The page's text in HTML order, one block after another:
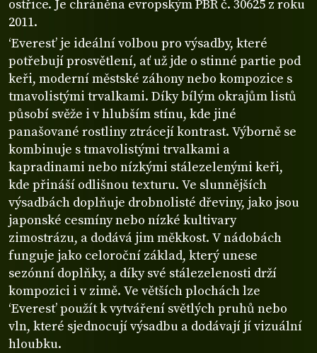
ostřice. Je chráněna evropským PBR č. 30625 z roku
2011.
‘Everest’ je ideální volbou pro výsadby, které
potřebují prosvětlení, ať už jde o stinné partie pod
keři, moderní městské záhony nebo kompozice s
tmavolistými trvalkami. Díky bílým okrajům listů
působí svěže i v hlubším stínu, kde jiné
panašované rostliny ztrácejí kontrast. Výborně se
kombinuje s tmavolistými trvalkami a
kapradinami nebo nízkými stálezelenými keři,
kde přináší odlišnou texturu. Ve slunnějších
výsadbách doplňuje drobnolisté dřeviny, jako jsou
japonské cesmíny nebo nízké kultivary
zimostrázu, a dodává jim měkkost. V nádobách
funguje jako celoroční základ, který unese
sezónní doplňky, a díky své stálezelenosti drží
kompozici i v zimě. Ve větších plochách lze
‘Everest’ použít k vytváření světlých pruhů nebo
vln, které sjednocují výsadbu a dodávají jí vizuální
hloubku.